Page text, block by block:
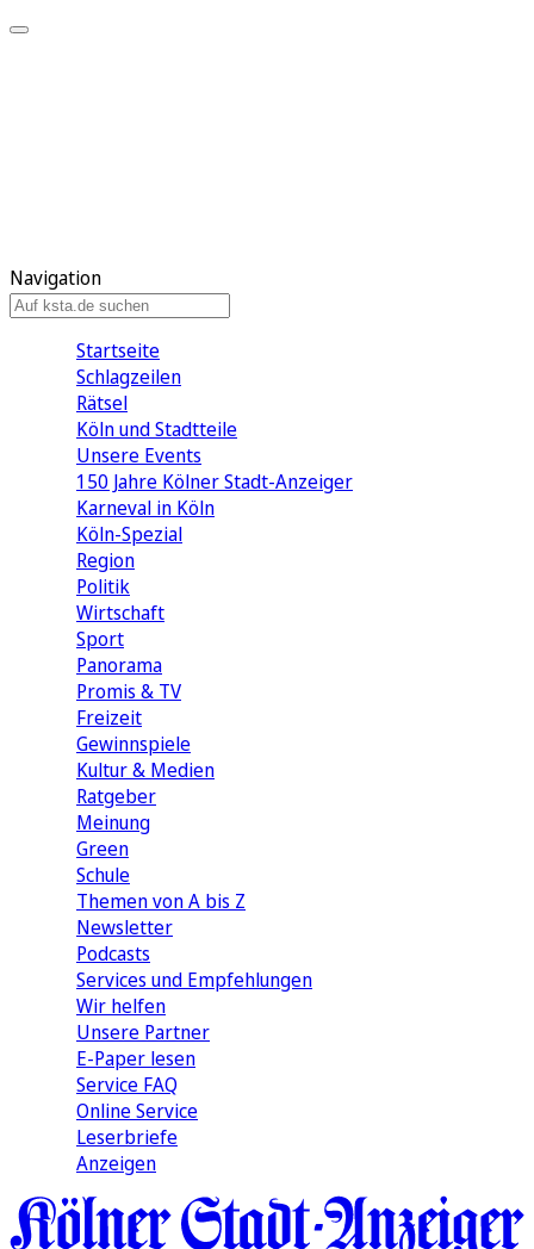
Navigation
Startseite
Schlagzeilen
Rätsel
Köln und Stadtteile
Unsere Events
150 Jahre Kölner Stadt-Anzeiger
Karneval in Köln
Köln-Spezial
Region
Politik
Wirtschaft
Sport
Panorama
Promis & TV
Freizeit
Gewinnspiele
Kultur & Medien
Ratgeber
Meinung
Green
Schule
Themen von A bis Z
Newsletter
Podcasts
Services und Empfehlungen
Wir helfen
Unsere Partner
E-Paper lesen
Service FAQ
Online Service
Leserbriefe
Anzeigen